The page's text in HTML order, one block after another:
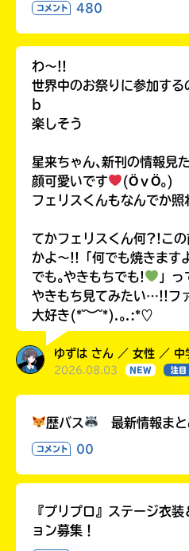
コメント 480
わ〜!!
世界中のお祭りに参加す
b
楽しそう
星来ちゃん､新刊の情報見
顔可愛いです
(ӦｖӦ｡)
フェリスくんもなんでか照
てかフェリスくん何?!こ
かよ〜!!「何でも焼きます
でも｡やきもちでも!
」
やきもち見てみたい…!!フ
大好き(*˘︶˘*).｡.:*♡
ゆずは さん ／ 女性 ／ 中
2026.08.03 NEW 注
歴バス 最新情報まと
コメント 00
『プリプロ』ステージ衣
ョン募集！